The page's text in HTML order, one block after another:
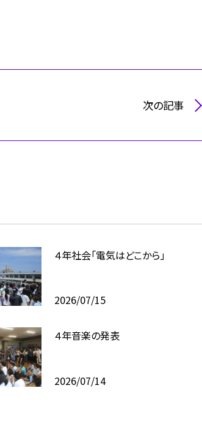
次の記事
４年社会「電気はどこから」
2026/07/15
４年音楽の発表
2026/07/14